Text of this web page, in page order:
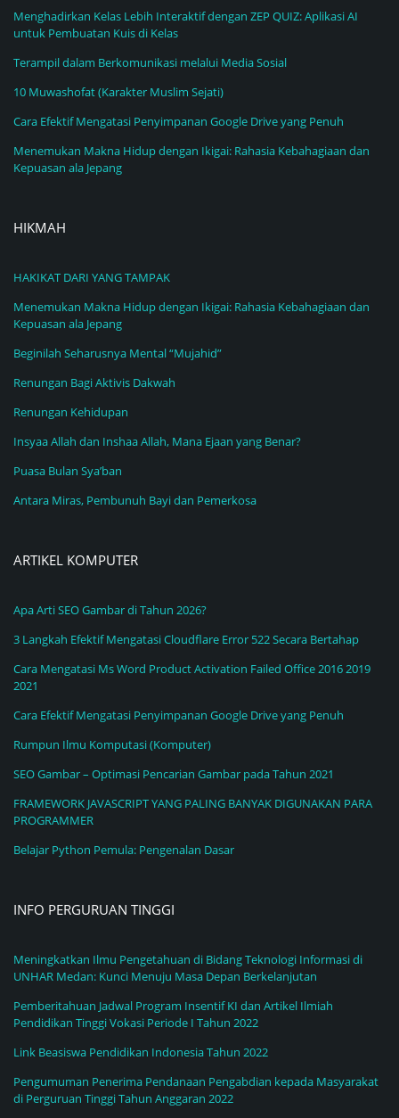
Menghadirkan Kelas Lebih Interaktif dengan ZEP QUIZ: Aplikasi AI
untuk Pembuatan Kuis di Kelas
Terampil dalam Berkomunikasi melalui Media Sosial
10 Muwashofat (Karakter Muslim Sejati)
Cara Efektif Mengatasi Penyimpanan Google Drive yang Penuh
Menemukan Makna Hidup dengan Ikigai: Rahasia Kebahagiaan dan
Kepuasan ala Jepang
HIKMAH
HAKIKAT DARI YANG TAMPAK
Menemukan Makna Hidup dengan Ikigai: Rahasia Kebahagiaan dan
Kepuasan ala Jepang
Beginilah Seharusnya Mental “Mujahid”
Renungan Bagi Aktivis Dakwah
Renungan Kehidupan
Insyaa Allah dan Inshaa Allah, Mana Ejaan yang Benar?
Puasa Bulan Sya’ban
Antara Miras, Pembunuh Bayi dan Pemerkosa
ARTIKEL KOMPUTER
Apa Arti SEO Gambar di Tahun 2026?
3 Langkah Efektif Mengatasi Cloudflare Error 522 Secara Bertahap
Cara Mengatasi Ms Word Product Activation Failed Office 2016 2019
2021
Cara Efektif Mengatasi Penyimpanan Google Drive yang Penuh
Rumpun Ilmu Komputasi (Komputer)
SEO Gambar – Optimasi Pencarian Gambar pada Tahun 2021
FRAMEWORK JAVASCRIPT YANG PALING BANYAK DIGUNAKAN PARA
PROGRAMMER
Belajar Python Pemula: Pengenalan Dasar
INFO PERGURUAN TINGGI
Meningkatkan Ilmu Pengetahuan di Bidang Teknologi Informasi di
UNHAR Medan: Kunci Menuju Masa Depan Berkelanjutan
Pemberitahuan Jadwal Program Insentif KI dan Artikel Ilmiah
Pendidikan Tinggi Vokasi Periode I Tahun 2022
Link Beasiswa Pendidikan Indonesia Tahun 2022
Pengumuman Penerima Pendanaan Pengabdian kepada Masyarakat
di Perguruan Tinggi Tahun Anggaran 2022